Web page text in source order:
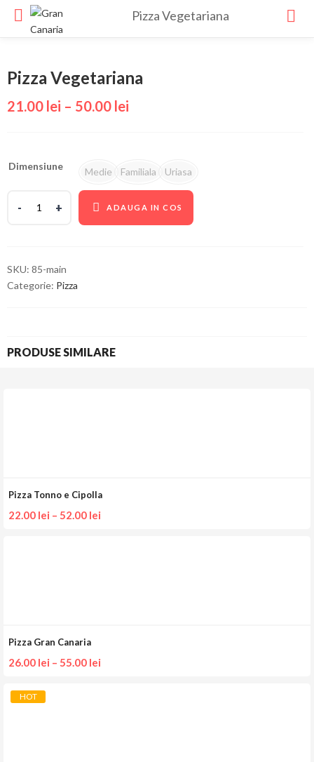
Pizza Vegetariana
Pizza Vegetariana
21.00 lei – 50.00 lei
Dimensiune Medie Familiala Uriasa
ADAUGA IN COS
SKU: 85-main
Categorie: Pizza
PRODUSE SIMILARE
Pizza Tonno e Cipolla
22.00 lei – 52.00 lei
Pizza Gran Canaria
26.00 lei – 55.00 lei
HOT